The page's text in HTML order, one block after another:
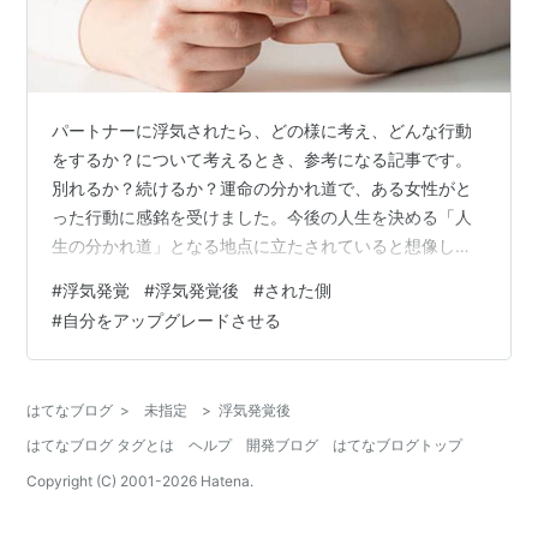
パートナーに浮気されたら、どの様に考え、どんな行動
をするか？について考えるとき、参考になる記事です。
別れるか？続けるか？運命の分かれ道で、ある女性がと
った行動に感銘を受けました。今後の人生を決める「人
生の分かれ道」となる地点に立たされていると想像しつ
バラす人はエネルギー的な暴力を振るった事と同じなん
です 浮気発覚？そんな逆境をどう捉えるか？ もしもあな
たが恋人や夫など、パートナーに浮気されたらどうしま
いことについて答えられないですよね。私も答えられま
せん。だからこそ、ある友人の夫の浮気が発覚…
#浮気発覚 #浮気発覚後 #された側
#自分をアップグレードさせる
はてなブログ > 未指定 > 浮気発覚後
はてなブログ タグとは
ヘルプ 開発ブログ
はてなブログトップ
Copyright (C) 2001-2026 Hatena.